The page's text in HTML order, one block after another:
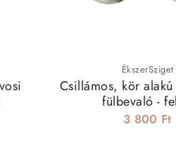
ÉkszerSziget
Csillámos, kör alakú
fülbevaló -
3 800 Ft